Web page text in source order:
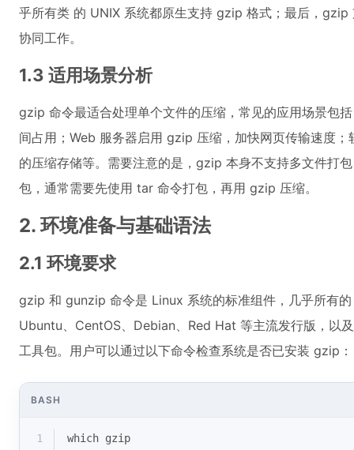
乎所有类 的 UNIX 系统都原生支持 gzip 格式；最后，gzip
协同工作。
1.3 适用场景分析
gzip 命令最适合处理单个文件的压缩，常见的应用场景包
间占用；Web 服务器启用 gzip 压缩，加快网页传输速度
的压缩存储等。需要注意的是，gzip 本身不支持多文件打
包，通常需要先使用 tar 命令打包，再用 gzip 压缩。
2. 环境准备与基础语法
2.1 环境要求
gzip 和 gunzip 命令是 Linux 系统的标准组件，几乎所有
Ubuntu、CentOS、Debian、Red Hat 等主流发行版，以
工具包。用户可以通过以下命令检查系统是否已安装 gzip：
BASH
1 which gzip